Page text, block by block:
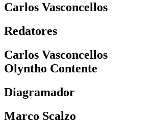
Carlos Vasconcellos
Redatores
Carlos Vasconcellos
Olyntho Contente
Diagramador
Marco Scalzo